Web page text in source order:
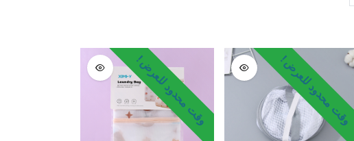
وقت محدود للعرض ! وقت محدود للعرض !